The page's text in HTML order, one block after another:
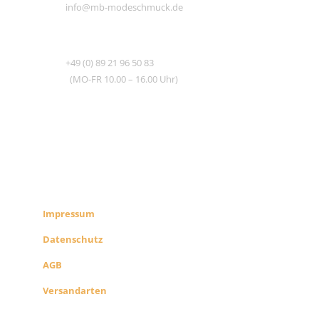
info@mb-modeschmuck.de
+49 (0) 89 21 96 50 83
(MO-FR 10.00 – 16.00 Uhr)
Impressum
Datenschutz
AGB
Versandarten